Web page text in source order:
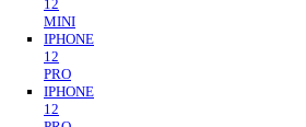
12
MINI
IPHONE
12
PRO
IPHONE
12